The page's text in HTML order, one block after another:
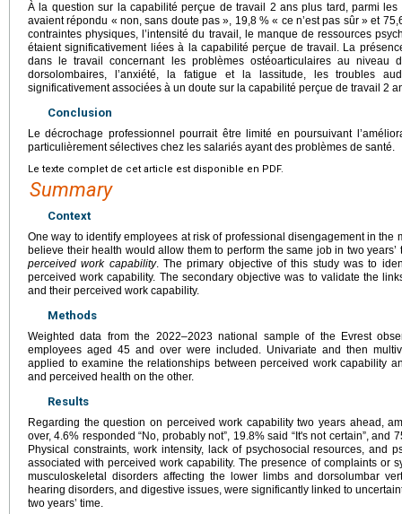
À la question sur la capabilité perçue de travail 2 ans plus tard, parmi
avaient répondu « non, sans doute pas », 19,8 % « ce n’est pas sûr » et
contraintes physiques, l’intensité du travail, le manque de ressources
étaient significativement liées à la capabilité perçue de travail. La
dans le travail concernant les problèmes ostéoarticulaires au niveau
dorsolombaires, l’anxiété, la fatigue et la lassitude, les troubles
significativement associées à un doute sur la capabilité perçue de travail 2
Conclusion
Le décrochage professionnel pourrait être limité en poursuivant
particulièrement sélectives chez les salariés ayant des problèmes de santé.
Le texte complet de cet article est disponible en PDF.
Summary
Context
One way to identify employees at risk of professional disengagement in the
believe their health would allow them to perform the same job in two
perceived work capability. The primary objective of this study was to
perceived work capability. The secondary objective was to validate the
and their perceived work capability.
Methods
Weighted data from the 2022–2023 national sample of the Evrest
employees aged 45 and over were included. Univariate and then
applied to examine the relationships between perceived work capability
and perceived health on the other.
Results
Regarding the question on perceived work capability two years ahead,
over, 4.6% responded “No, probably not”, 19.8% said “It's not certain”, and
Physical constraints, work intensity, lack of psychosocial resources, and
associated with perceived work capability. The presence of complaints or
musculoskeletal disorders affecting the lower limbs and dorsolumbar
hearing disorders, and digestive issues, were significantly linked to
two years’ time.